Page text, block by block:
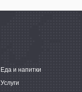
Еда и напитки
Услуги